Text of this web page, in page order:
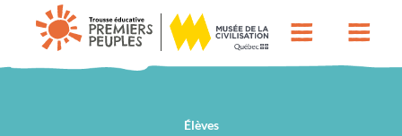
Élèves